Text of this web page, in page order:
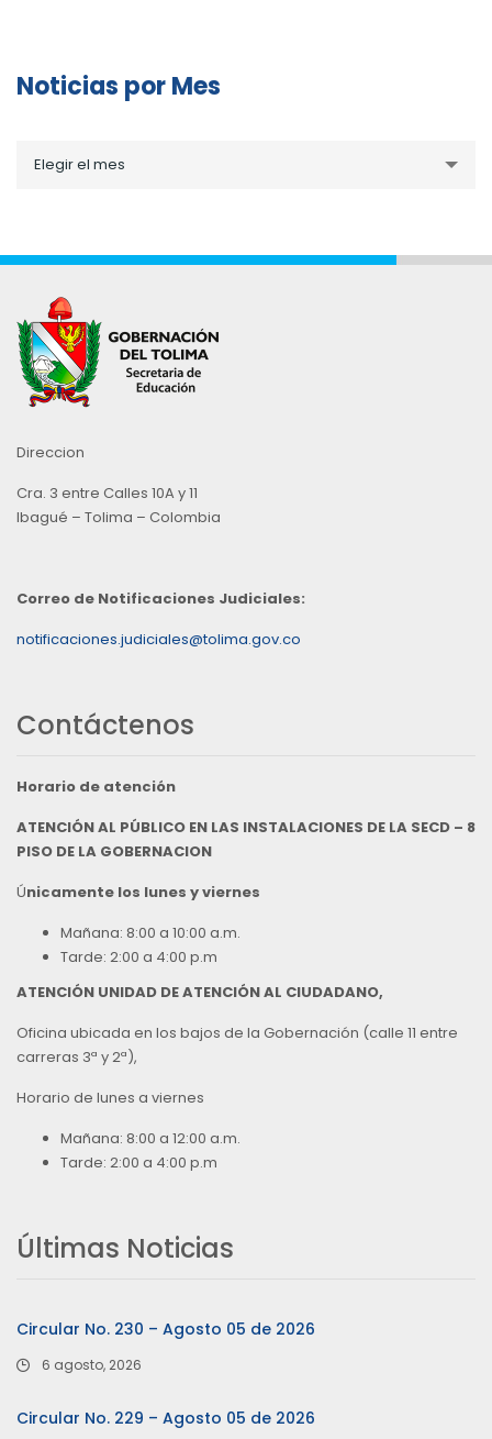
Noticias por Mes
porElegir el mes
Direccion
Cra. 3 entre Calles 10A y 11
Ibagué – Tolima – Colombia
Correo de Notificaciones Judiciales:
notificaciones.judiciales@tolima.gov.co
Contáctenos
Horario de atención
ATENCIÓN AL PÚBLICO EN LAS INSTALACIONES DE LA SECD – 8
PISO DE LA GOBERNACION
Únicamente los lunes y viernes
Mañana: 8:00 a 10:00 a.m.
Tarde: 2:00 a 4:00 p.m
ATENCIÓN UNIDAD DE ATENCIÓN AL CIUDADANO,
Oficina ubicada en los bajos de la Gobernación (calle 11 entre
carreras 3ª y 2ª),
Horario de lunes a viernes
Mañana: 8:00 a 12:00 a.m.
Tarde: 2:00 a 4:00 p.m
Últimas Noticias
Circular No. 230 – Agosto 05 de 2026
6 agosto, 2026
Circular No. 229 – Agosto 05 de 2026